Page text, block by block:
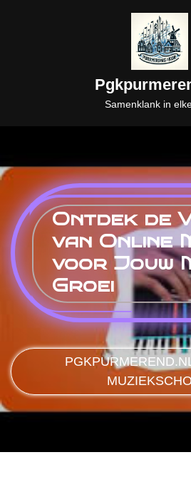
Samenklank in
Ontdek de
van Online
voor Jouw
Groei